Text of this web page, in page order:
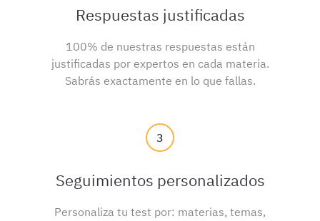
Respuestas justificadas
100% de nuestras respuestas están
justificadas por expertos en cada materia.
Sabrás exactamente en lo que fallas.
3
Seguimientos personalizados
Personaliza tu test por: materias, temas,